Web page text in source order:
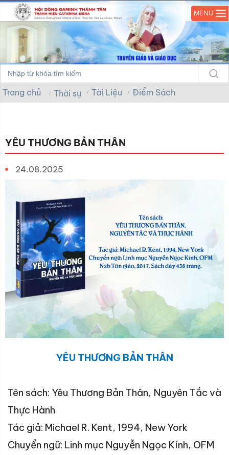
MENU
Trang chủ Thời sự Tài Liệu Điểm Sách
YÊU THƯƠNG BẢN THÂN
24.08.2025
YÊU THƯƠNG BẢN THÂN
Tên sách: Yêu Thương Bản Thân, Nguyên Tắc và
Thực Hành
Tác giả: Michael R. Kent, 1994, New York
Chuyển ngữ: Linh mục Nguyễn Ngọc Kính, OFM